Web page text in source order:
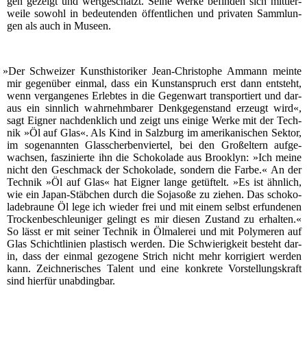
wei­le sowohl in bedeu­ten­den öffent­li­chen und pri­va­ten Samm­lun­
gen als auch in Museen.
»Der Schwei­zer Kunst­his­to­ri­ker Jean-Chris­to­phe Ammann mein­te
mir gegen­über ein­mal, dass ein Kunst­an­spruch erst dann ent­steht,
wenn ver­gan­ge­nes Erleb­tes in die Gegen­wart trans­por­tiert und dar­
aus ein sinn­lich wahr­nehm­ba­rer Denk­ge­gen­stand erzeugt wird«,
sagt Eig­ner nach­denk­lich und zeigt uns eini­ge Wer­ke mit der Tech­
nik »Öl auf Glas«. Als Kind in Salz­burg im ame­ri­ka­ni­schen Sek­tor,
im soge­nann­ten Glas­scher­ben­vier­tel, bei den Groß­el­tern auf­ge­
wach­sen, fas­zi­nier­te ihn die Scho­ko­la­de aus Brook­lyn: »Ich mei­ne
nicht den Geschmack der Scho­ko­la­de, son­dern die Far­be.« An der
Tech­nik »Öl auf Glas« hat Eig­ner lan­ge getüf­telt. »Es ist ähn­lich,
wie ein Japan-Stäb­chen durch die Soja­so­ße zu zie­hen. Das scho­ko­
la­de­brau­ne Öl lege ich wie­der frei und mit einem selbst erfun­de­nen
Tro­cken­be­schleu­ni­ger gelingt es mir die­sen Zustand zu erhal­ten.«
So lässt er mit sei­ner Tech­nik in Ölma­le­rei und mit Poly­me­ren auf
Glas Schicht­li­ni­en plas­tisch wer­den. Die Schwie­rig­keit besteht dar­
in, dass der ein­mal gezo­ge­ne Strich nicht mehr kor­ri­giert wer­den
kann. Zeich­ne­ri­sches Talent und eine kon­kre­te Vor­stel­lungs­kraft
sind hier­für unabdingbar.